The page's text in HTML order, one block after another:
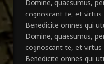
Domine, quaesumus,
cognoscant te, et virtus
Benedicite omnes qui
Domine, quaesumus,
cognoscant te, et virtus
Benedicite omnes qui